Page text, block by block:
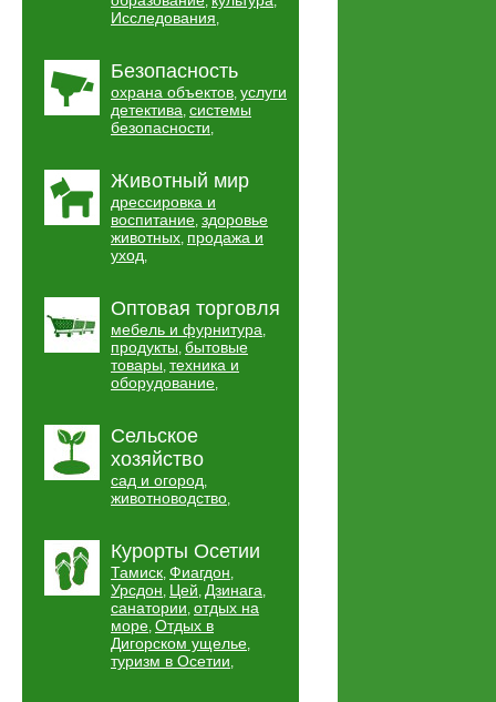
Исследования,
Безопасность
охрана объектов, услуги
детектива, системы
безопасности,
Животный мир
дрессировка и
воспитание, здоровье
животных, продажа и
уход,
Оптовая торговля
мебель и фурнитура,
продукты, бытовые
товары, техника и
оборудование,
Сельское
хозяйство
сад и огород,
животноводство,
Курорты Осетии
Тамиск, Фиагдон,
Урсдон, Цей, Дзинага,
санатории, отдых на
море, Отдых в
Дигорском ущелье,
туризм в Осетии,